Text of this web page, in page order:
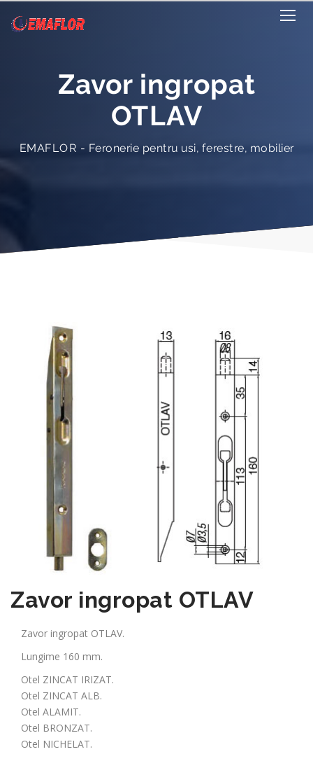
Zavor ingropat
OTLAV
EMAFLOR - Feronerie pentru usi, ferestre, mobilier
Zavor ingropat OTLAV
Zavor ingropat OTLAV.
Lungime 160 mm.
Otel ZINCAT IRIZAT.
Otel ZINCAT ALB.
Otel ALAMIT.
Otel BRONZAT.
Otel NICHELAT.